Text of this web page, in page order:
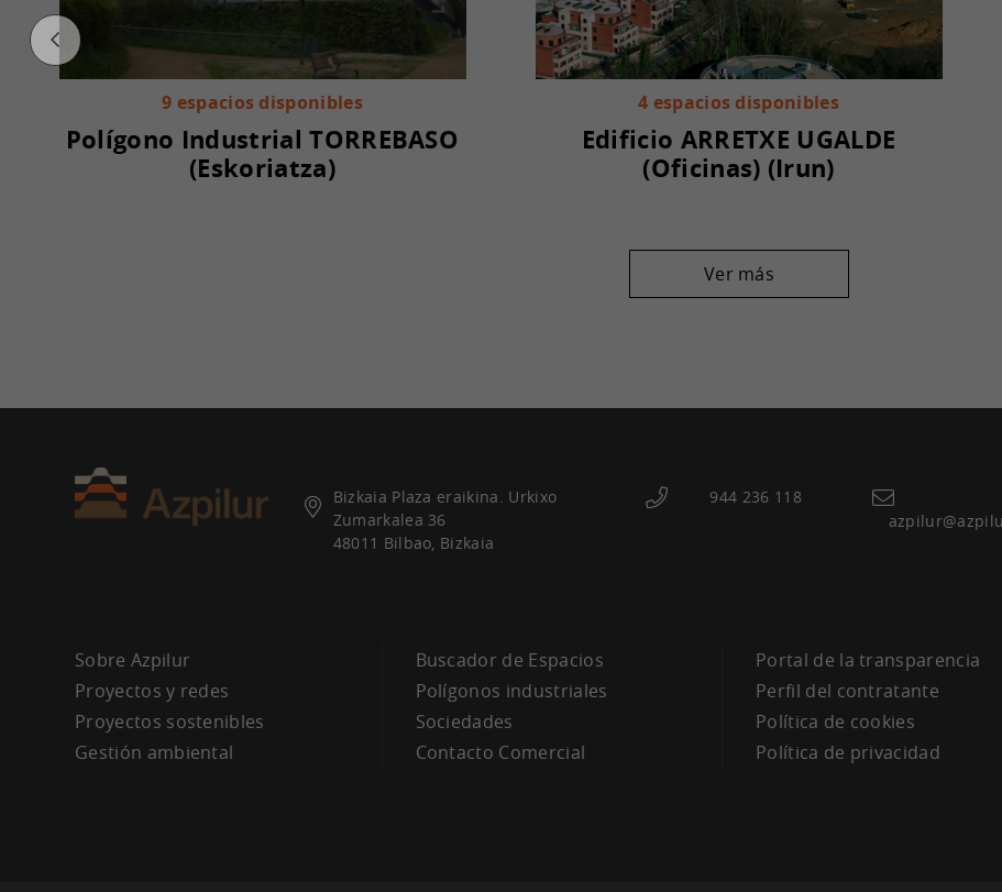
9 espacios disponibles
Polígono Industrial TORREBASO
(Eskoriatza)
4 espacios disponibles
Edificio ARRETXE UGALDE
(Oficinas) (Irun)
Ver más
Bizkaia Plaza eraikina. Urkixo
Zumarkalea 36
48011 Bilbao, Bizkaia
944 236 118
Sobre Azpilur
Proyectos y redes
Proyectos sostenibles
Gestión ambiental
Buscador de Espacios
Polígonos industriales
Sociedades
Contacto Comercial
Portal de la transparencia
Perfil del contratante
Política de cookies
Política de privacidad